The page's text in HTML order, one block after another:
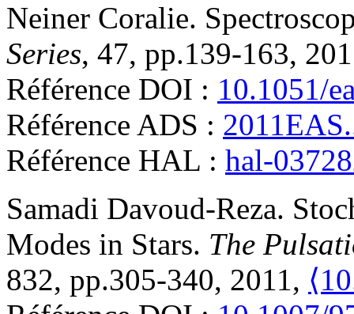
Neiner Coralie.
Series, 47, pp.139-163,
Référence DOI : 10.1051/
Référence ADS :
Référence HAL : hal-
Samadi Davoud-Reza.
Modes in Stars. The
832, pp.305-340, 2011,